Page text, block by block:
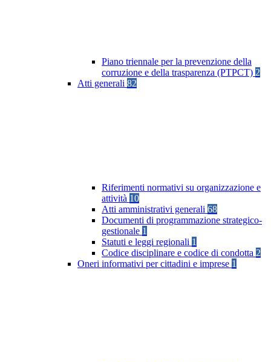
Piano triennale per la prevenzione della
corruzione e della trasparenza (PTPCT) 2
Atti generali 82
Riferimenti normativi su organizzazione e
attività 10
Atti amministrativi generali 68
Documenti di programmazione strategico-
gestionale 1
Statuti e leggi regionali 1
Codice disciplinare e codice di condotta 2
Oneri informativi per cittadini e imprese 1